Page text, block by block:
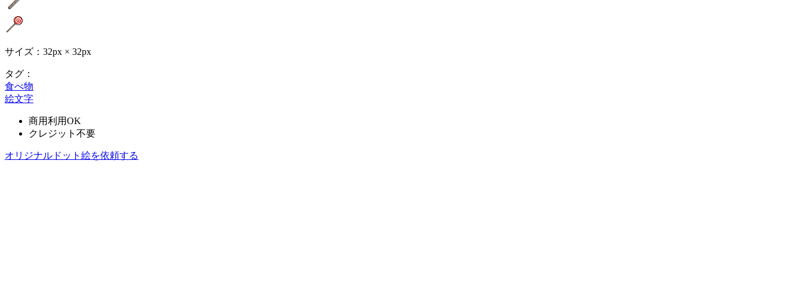
サイズ：32px × 32px
タグ：
食べ物
絵文字
商用利用OK
クレジット不要
オリジナルドット絵を依頼する